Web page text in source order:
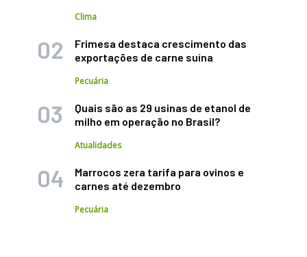
Clima
Frimesa destaca crescimento das
exportações de carne suína
Pecuária
Quais são as 29 usinas de etanol de
milho em operação no Brasil?
Atualidades
Marrocos zera tarifa para ovinos e
carnes até dezembro
Pecuária